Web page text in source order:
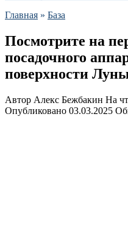
Главная » База
Посмотрите на
посадочного
поверхности
Автор Алекс Бежбакин На
Опубликовано 03.03.2025